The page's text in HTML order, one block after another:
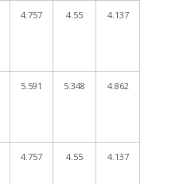
4.757 4.55 4.137
5.591 5.348 4.862
4.757 4.55 4.137